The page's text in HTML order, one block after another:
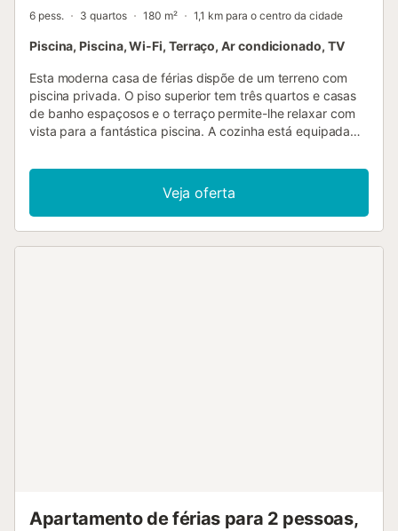
6 pess. 3 quartos 180 m² 1,1 km para o centro da cidade
Piscina, Piscina, Wi-Fi, Terraço, Ar condicionado, TV
Esta moderna casa de férias dispõe de um terreno com
piscina privada. O piso superior tem três quartos e casas
de banho espaçosos e o terraço permite-lhe relaxar com
vista para a fantástica piscina. A cozinha está equipada
para a grande área de jantar. A sala de estar, com
mobiliário de design e uma grande televisão curva,
oferece acesso direto ao jardim e à área da piscina e pode
divertir-se com toda a família a jogar bilhar e matraquilhos.
Veja oferta
Apartamento de férias para 2 pessoas,